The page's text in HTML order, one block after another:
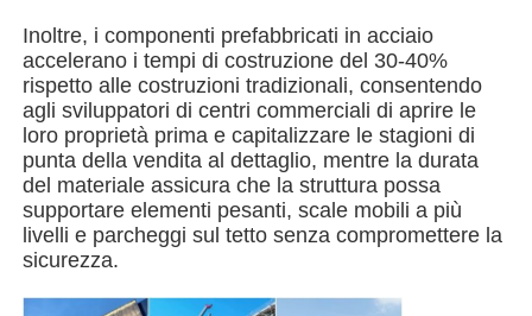
magazzino di strutture in acciaio
Scaffale di strutture in acciaio
Struttura d'acciaio pesante
Inoltre, i componenti prefabbricati in acciaio
accelerano i tempi di costruzione del 30-40%
rispetto alle costruzioni tradizionali, consentendo
agli sviluppatori di centri commerciali di aprire le
loro proprietà prima e capitalizzare le stagioni di
punta della vendita al dettaglio, mentre la durata
del materiale assicura che la struttura possa
supportare elementi pesanti, scale mobili a più
livelli e parcheggi sul tetto senza compromettere la
sicurezza.